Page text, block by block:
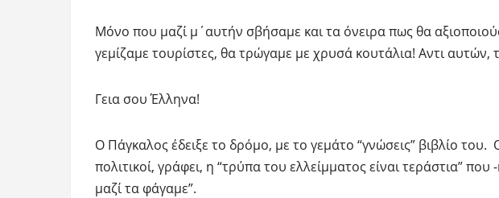
Μόνο που μαζί μ΄αυτήν σβήσαμε και τα όνειρα πως θα
γεμίζαμε τουρίστες, θα τρώγαμε με χρυσά κουτάλια! Αντι αυτών,
Γεια σου Έλληνα!
Ο Πάγκαλος έδειξε το δρόμο, με το γεμάτο “γνώσεις” βιβλίο του.
πολιτικοί, γράφει, η “τρύπα του ελλείμματος είναι τεράστια”
μαζί τα φάγαμε”.